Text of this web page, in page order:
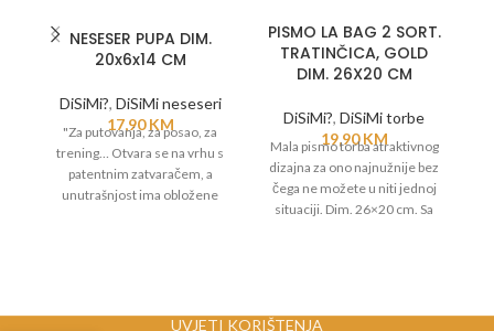
NESESER PUPA DIM.
20x6x14 CM
DiSiMi?, DiSiMi neseseri
17,90KM
"Za putovanja, za posao, za
trening… Otvara se na vrhu s
patentnim zatvaračem, a
unutrašnjost ima obložene
PISMO LA BAG 2 SORT.
TRATINČICA, GOLD
DIM. 26X20 CM
DiSiMi?, DiSiMi torbe
19,90KM
Mala pismo torba atraktivnog
dizajna za ono najnužnije bez
čega ne možete u niti jednoj
situaciji. Dim. 26×20 cm. Sa
UVJETI KORIŠTENJA